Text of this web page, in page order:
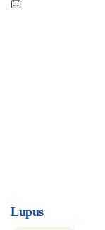
Lupus